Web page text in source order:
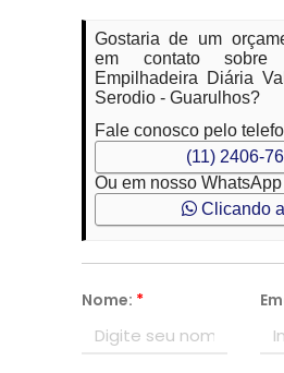
Gostaria de um
em contato sobre
Empilhadeira Diária
Serodio - Guarulhos?
Fale conosco pelo
(11) 2406-
Ou em nosso WhatsApp
Clicando
Nome: *